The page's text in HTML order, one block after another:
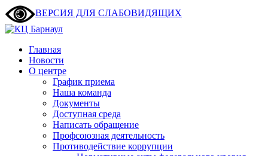
ВЕРСИЯ ДЛЯ СЛАБОВИДЯЩИХ
Главная
Новости
О центре
График приема
Наша команда
Документы
Доступная среда
Написать обращение
Профсоюзная деятельность
Противодействие коррупции